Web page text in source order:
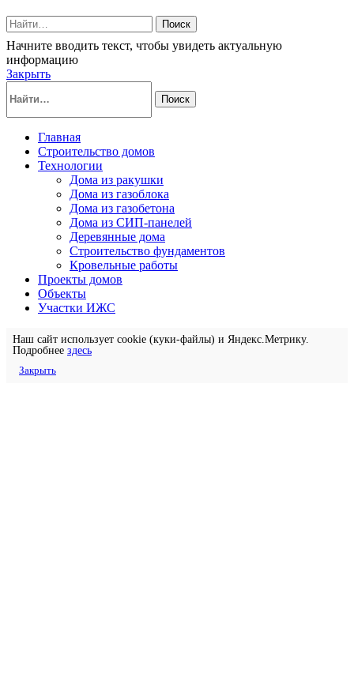
Поиск
Начните вводить текст, чтобы увидеть актуальную
информацию
Закрыть
Поиск
Главная
Строительство домов
Технологии
Дома из ракушки
Дома из газоблока
Дома из газобетона
Дома из СИП-панелей
Деревянные дома
Строительство фундаментов
Кровельные работы
Проекты домов
Объекты
Участки ИЖС
Наш сайт использует cookie (куки-файлы) и Яндекс.Метрику.
Подробнее здесь
Закрыть